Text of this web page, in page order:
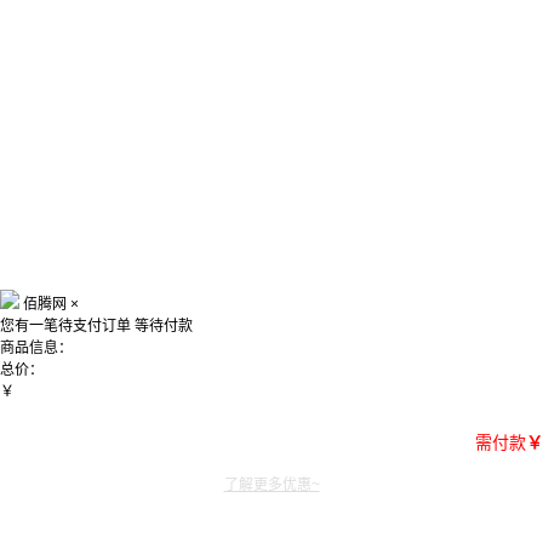
佰腾网 ×
您有一笔待支付订单 等待付款
商品信息：
总价：
￥
需付款￥
了解更多优惠~